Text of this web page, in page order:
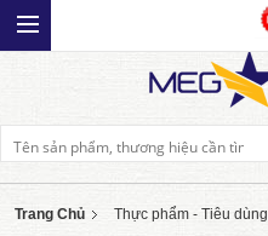
Trang Chủ Thực phẩm - Tiêu dùng